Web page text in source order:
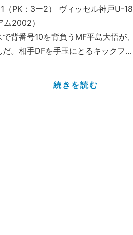
（PK：3ー2） ヴィッセル神戸U-18
ム2002）
背番号10を背負うMF平島大悟が、
。相手DFを手玉にとるキックフェ
18 サッカープレミアリーグ ファ
を超えたユース世代の日本一決定
続きを読む